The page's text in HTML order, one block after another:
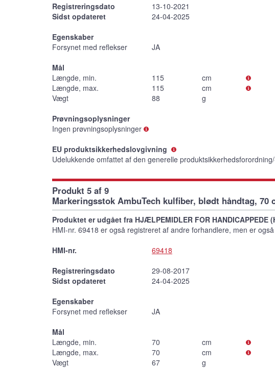
Registreringsdato
13-10-2021
Sidst opdateret
24-04-2025
Egenskaber
Forsynet med reflekser
JA
Mål
Længde, min.
115
cm
Længde, max.
115
cm
Vægt
88
g
Prøvningsoplysninger
Ingen prøvningsoplysninger
EU produktsikkerhedslovgivning
Udelukkende omfattet af den generelle
Produkt 5 af 9
Markeringsstok AmbuTech kulfiber, blødt håndtag, 70
Produktet er udgået fra HJÆLPEMIDLER FOR HANDICAPPEDE
HMI-nr. 69418 er også registreret af andre forhandlere, men er
HMI-nr.
69418
Registreringsdato
29-08-2017
Sidst opdateret
24-04-2025
Egenskaber
Forsynet med reflekser
JA
Mål
Længde, min.
70
cm
Længde, max.
70
cm
Vægt
67
g